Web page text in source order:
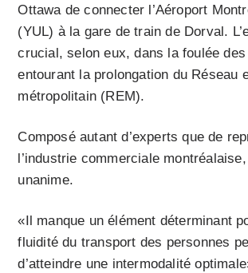
Ottawa de connecter l’Aéroport
(YUL) à la gare de train de Dorval.
crucial, selon eux, dans la foulée
entourant la prolongation du Réseau
métropolitain (REM).
Composé autant d’experts que de
l’industrie commerciale
unanime.
«Il manque un élément déterminant
fluidité du transport des personnes
d’atteindre une intermodalité